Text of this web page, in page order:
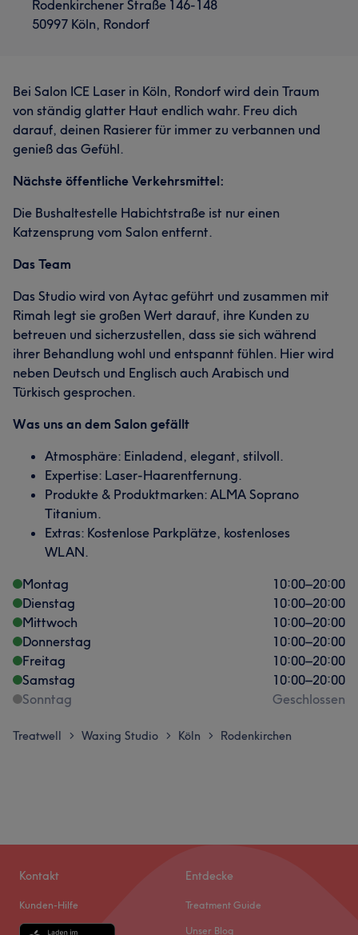
Rodenkirchener Straße 146-148
50997 Köln, Rondorf
Bei Salon ICE Laser in Köln, Rondorf wird dein Traum
von ständig glatter Haut endlich wahr. Freu dich
darauf, deinen Rasierer für immer zu verbannen und
genieß das Gefühl.
Nächste öffentliche Verkehrsmittel:
Die Bushaltestelle Habichtstraße ist nur einen
Katzensprung vom Salon entfernt.
Das Team
Das Studio wird von Aytac geführt und zusammen mit
Rimah legt sie großen Wert darauf, ihre Kunden zu
betreuen und sicherzustellen, dass sie sich während
ihrer Behandlung wohl und entspannt fühlen. Hier wird
neben Deutsch und Englisch auch Arabisch und
Türkisch gesprochen.
Was uns an dem Salon gefällt
Atmosphäre: Einladend, elegant, stilvoll.
Expertise: Laser-Haarentfernung.
Produkte & Produktmarken: ALMA Soprano
Titanium.
Extras: Kostenlose Parkplätze, kostenloses
WLAN.
Montag
10:00–20:00
Dienstag
10:00–20:00
Mittwoch
10:00–20:00
Donnerstag
10:00–20:00
Freitag
10:00–20:00
Samstag
10:00–20:00
Sonntag
Geschlossen
Treatwell > Waxing Studio > Köln > Rodenkirchen
Kontakt
Kunden-Hilfe
Entdecke
Treatment Guide
Unser Blog